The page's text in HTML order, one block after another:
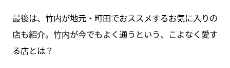
最後は、竹内が地元・町田でおススメするお気に入りの
店も紹介。竹内が今でもよく通うという、こよなく愛す
る店とは？